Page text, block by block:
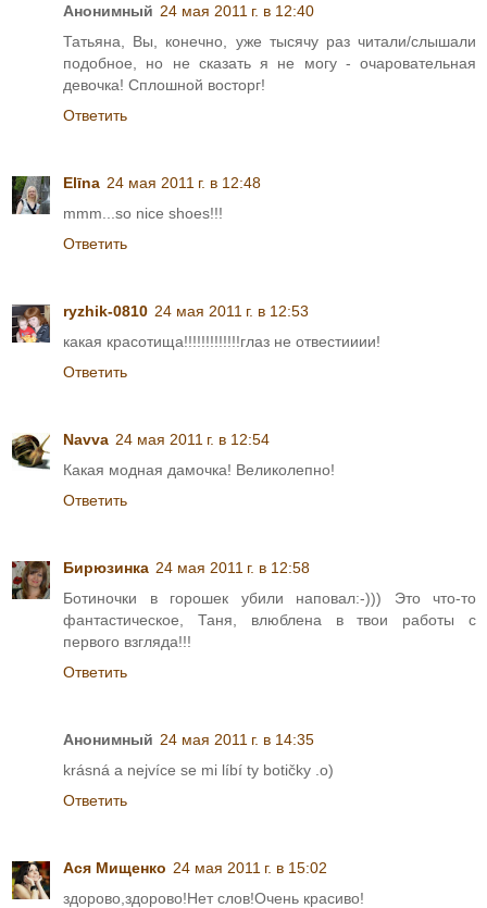
Анонимный 24 мая 2011 г. в 12:40
Татьяна, Вы, конечно, уже тысячу раз читали/слышали
подобное, но не сказать я не могу - очаровательная
девочка! Сплошной восторг!
Ответить
Elīna 24 мая 2011 г. в 12:48
mmm...so nice shoes!!!
Ответить
ryzhik-0810 24 мая 2011 г. в 12:53
какая красотища!!!!!!!!!!!!!глаз не отвестииии!
Ответить
Navva 24 мая 2011 г. в 12:54
Какая модная дамочка! Великолепно!
Ответить
Бирюзинка 24 мая 2011 г. в 12:58
Ботиночки в горошек убили наповал:-))) Это что-то
фантастическое, Таня, влюблена в твои работы с
первого взгляда!!!
Ответить
Анонимный 24 мая 2011 г. в 14:35
krásná a nejvíce se mi líbí ty botičky .o)
Ответить
Ася Мищенко 24 мая 2011 г. в 15:02
здорово,здорово!Нет слов!Очень красиво!